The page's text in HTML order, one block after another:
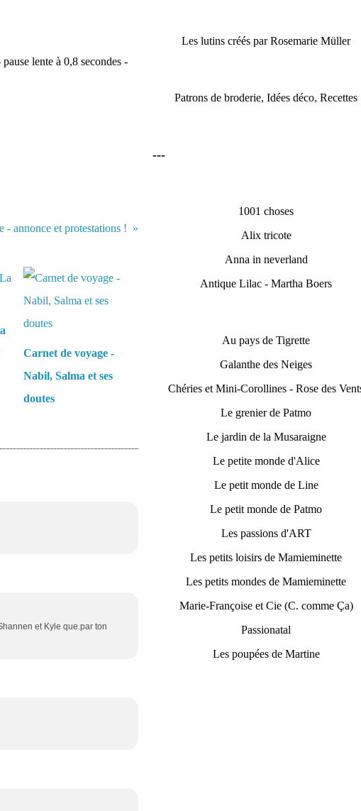
lente à 0,8 secondes -
- annonce et protestations !
Carnet de voyage -
Nabil, Salma et ses
doutes
et Kyle que.par ton
Les lutins créés par Rosemarie Müller
Patrons de broderie, Idées déco, Recettes
---
1001 choses
Alix tricote
Anna in neverland
Antique Lilac - Martha Boers
Au pays de Tigrette
Galanthe des Neiges
Chéries et Mini-Corollines - Rose des
Le grenier de Patmo
Le jardin de la Musaraigne
Le petite monde d'Alice
Le petit monde de Line
Le petit monde de Patmo
Les passions d'ART
Les petits loisirs de Mamieminette
Les petits mondes de Mamieminette
Marie-Françoise et Cie (C. comme Ça)
Passionatal
Les poupées de Martine